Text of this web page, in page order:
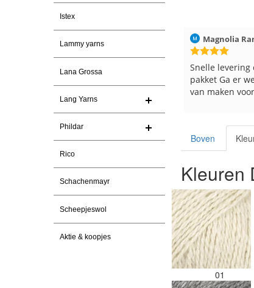
Istex
Lammy yarns
Lana Grossa
Lang Yarns
Phildar
Rico
Schachenmayr
Scheepjeswol
Aktie & koopjes
Christel Vanderlinden
Snelle levering. En prima garen
Magnolia
Snelle levering
pakket Ga er
van maken
Boven
Kleuren
01